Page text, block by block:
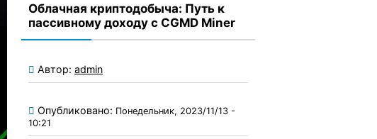
Облачная криптодобыча: Путь к
пассивному доходу с CGMD Miner
Автор: admin
Опубликовано: Понедельник, 2023/11/13 -
10:21